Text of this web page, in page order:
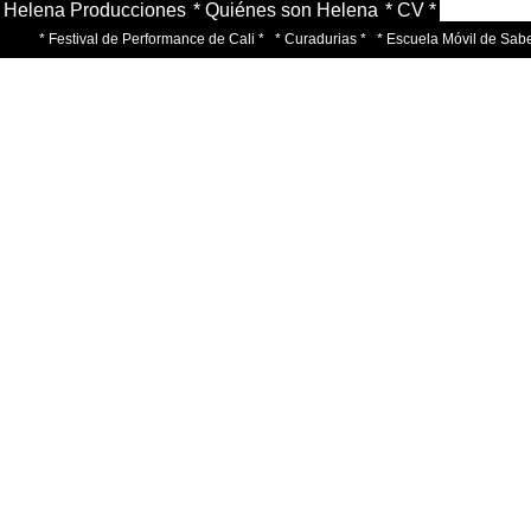
Helena Producciones * Quiénes son Helena * CV *
* Festival de Performance de Cali * * Curadurias * * Escuela Móvil de